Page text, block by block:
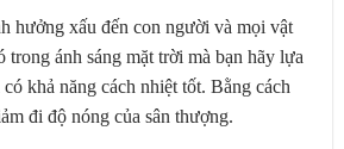
hưởng xấu đến con người và mọi vật
ánh sáng mặt trời mà bạn hãy lựa
khả năng cách nhiệt tốt. Bằng cách
đi độ nóng của sân thượng.